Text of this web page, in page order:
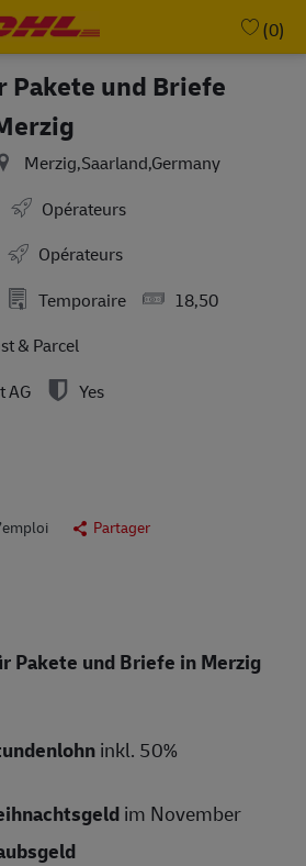
(0)
Pakete und Briefe
Merzig,Saarland,Germany
Opérateurs
Opérateurs
Temporaire
18,50
& Parcel
AG
Yes
Partager
Pakete und Briefe in Merzig
inkl. 50%
im November